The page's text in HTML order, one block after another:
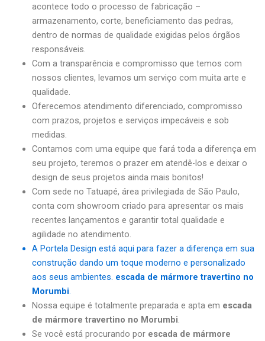
acontece todo o processo de fabricação –
armazenamento, corte, beneficiamento das pedras,
dentro de normas de qualidade exigidas pelos órgãos
responsáveis.
Com a transparência e compromisso que temos com
nossos clientes, levamos um serviço com muita arte e
qualidade.
Oferecemos atendimento diferenciado, compromisso
com prazos, projetos e serviços impecáveis e sob
medidas.
Contamos com uma equipe que fará toda a diferença em
seu projeto, teremos o prazer em atendê-los e deixar o
design de seus projetos ainda mais bonitos!
Com sede no Tatuapé, área privilegiada de São Paulo,
conta com showroom criado para apresentar os mais
recentes lançamentos e garantir total qualidade e
agilidade no atendimento.
A Portela Design está aqui para fazer a diferença em sua
construção dando um toque moderno e personalizado
aos seus ambientes. escada de mármore travertino no
Morumbi.
Nossa equipe é totalmente preparada e apta em escada
de mármore travertino no Morumbi.
Se você está procurando por escada de mármore